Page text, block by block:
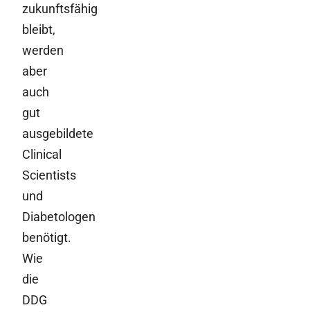
zukunftsfähig
bleibt,
werden
aber
auch
gut
ausgebildete
Clinical
Scientists
und
Diabetologen
benötigt.
Wie
die
DDG